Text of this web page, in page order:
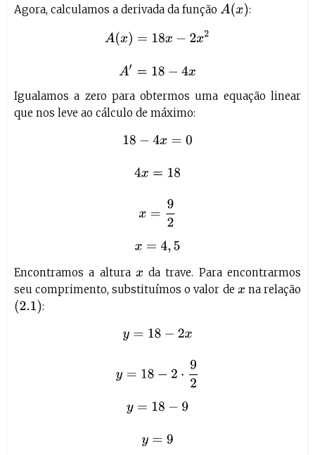
Agora, calculamos a derivada da função A(x) :
(x )=18x− 2x2 A′= 18−4
Igualamos a zero para obtermos uma equação linear
que nos leve ao cálculo de máximo:
=0 4x= 18 x=92
Encontramos a altura x da trave. Para encontrarmos
seu comprimento, substituímos o valor de x na relação
(2.1) :
y=18 −2⋅92 y=18